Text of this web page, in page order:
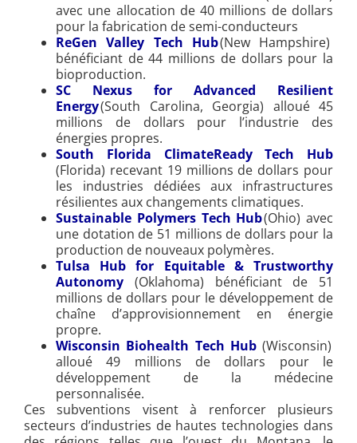
avec une allocation de 40 millions de dollars
pour la fabrication de semi-conducteurs
ReGen Valley Tech Hub(New Hampshire)
bénéficiant de 44 millions de dollars pour la
bioproduction.
SC Nexus for Advanced Resilient
Energy(South Carolina, Georgia) alloué 45
millions de dollars pour l’industrie des
énergies propres.
South Florida ClimateReady Tech Hub
(Florida) recevant 19 millions de dollars pour
les industries dédiées aux infrastructures
résilientes aux changements climatiques.
Sustainable Polymers Tech Hub(Ohio) avec
une dotation de 51 millions de dollars pour la
production de nouveaux polymères.
Tulsa Hub for Equitable & Trustworthy
Autonomy (Oklahoma) bénéficiant de 51
millions de dollars pour le développement de
chaîne d’approvisionnement en énergie
propre.
Wisconsin Biohealth Tech Hub(Wisconsin)
alloué 49 millions de dollars pour le
développement de la médecine
personnalisée.
Ces subventions visent à renforcer plusieurs
secteurs d’industries de hautes technologies dans